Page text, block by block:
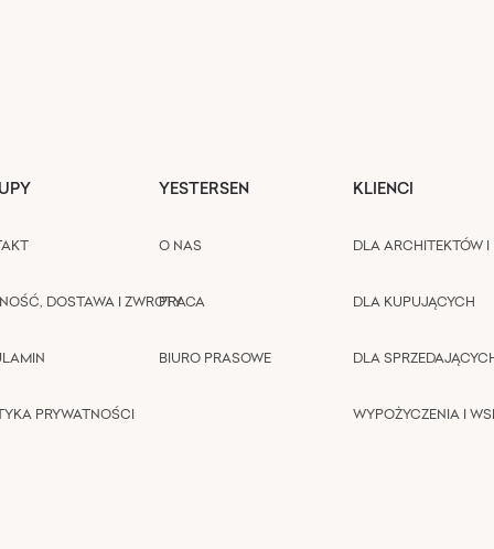
DOSTAWA I ZWROTY
PRYWATNOŚCI
YESTERSEN
O NAS
PRACA
BIURO PRASOWE
KLIENCI
DLA ARCHITEKTÓW I
DLA KUPUJĄCYCH
DLA
WYPOŻYCZENIA I